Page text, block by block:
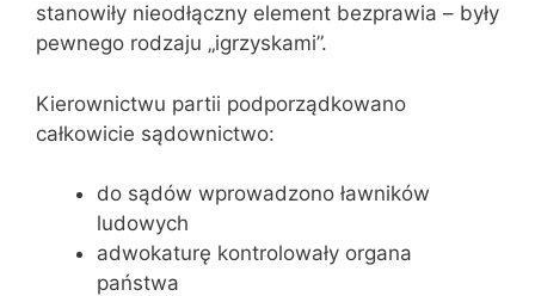
stanowiły nieodłączny element bezprawia – były
pewnego rodzaju „igrzyskami”.
Kierownictwu partii podporządkowano
całkowicie sądownictwo:
do sądów wprowadzono ławników
ludowych
adwokaturę kontrolowały organa
państwa